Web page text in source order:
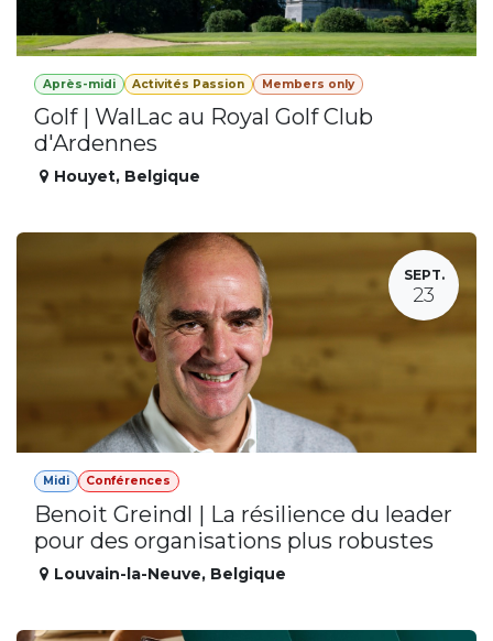
Après-midi Activités Passion Members only
Golf | WalLac au Royal Golf Club
d'Ardennes
Houyet, Belgique
SEPT.
23
Midi Conférences
Benoit Greindl | La résilience du leader
pour des organisations plus robustes
Louvain-la-Neuve, Belgique